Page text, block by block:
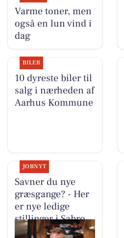
Varme toner, men
også en lun vind i
dag
BILER
10 dyreste biler til
salg i nærheden af
Aarhus Kommune
JOBNYT
Savner du nye
græsgange? - Her
er nye ledige
stillinger i Sabro
og omegn